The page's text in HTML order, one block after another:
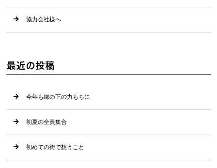
協力会社様へ
最近の投稿
今年も縁の下の力もちに
初夏の全員集合
初めての街で想うこと